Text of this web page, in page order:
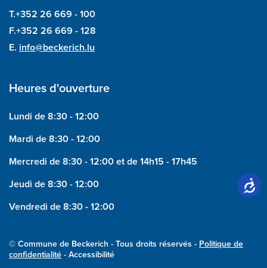
T.+352 26 669 - 100
F.+352 26 669 - 128
E. info@beckerich.lu
Heures d'ouverture
Lundi de 8:30 - 12:00
Mardi de 8:30 - 12:00
Mercredi de 8:30 - 12:00 et de 14h15 - 17h45
Jeudi de 8:30 - 12:00
Vendredi de 8:30 - 12:00
© Commune de Beckerich - Tous droits réservés - Politique de
confidentialité- Accessibilité